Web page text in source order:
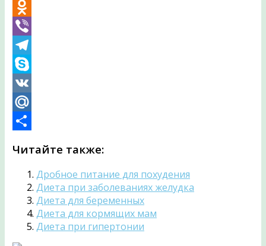
WhatsApp
Odnoklassniki
Viber
Telegram
Skype
VK
Mail.Ru
Читайте также:
Дробное питание для похудения
Диета при заболеваниях желудка
Диета для беременных
Диета для кормящих мам
Диета при гипертонии